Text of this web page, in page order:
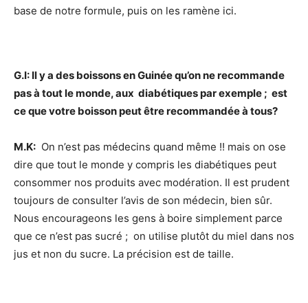
base de notre formule, puis on les ramène ici.
G.I: Il y a des boissons en Guinée qu’on ne recommande
pas à tout le monde, aux diabétiques par exemple ; est
ce que votre boisson peut être recommandée à tous?
M.K: On n’est pas médecins quand même !! mais on ose
dire que tout le monde y compris les diabétiques peut
consommer nos produits avec modération. Il est prudent
toujours de consulter l’avis de son médecin, bien sûr.
Nous encourageons les gens à boire simplement parce
que ce n’est pas sucré ; on utilise plutôt du miel dans nos
jus et non du sucre. La précision est de taille.